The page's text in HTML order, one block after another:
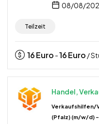
08/08/
Teilzeit
16Euro -16Euro /
Handel,
Verkaufshilfen/
(Pfalz) (m/w/d)